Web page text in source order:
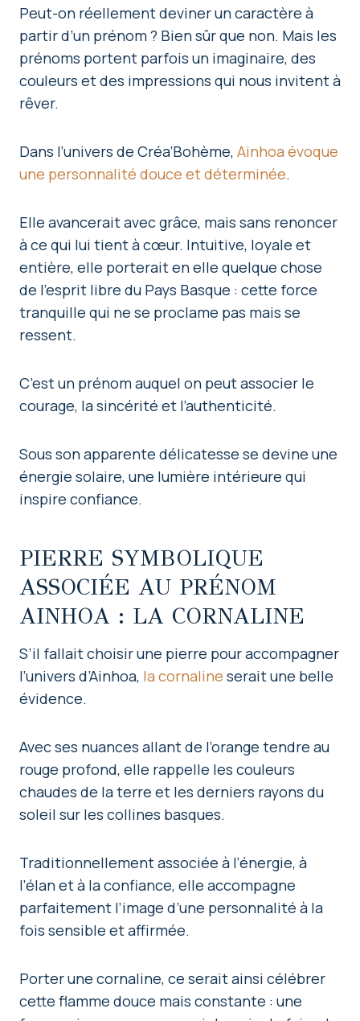
Peut-on réellement deviner un caractère à
partir d’un prénom ? Bien sûr que non. Mais les
prénoms portent parfois un imaginaire, des
couleurs et des impressions qui nous invitent à
rêver.
Dans l’univers de Créa’Bohème, Ainhoa évoque
une personnalité douce et déterminée.
Elle avancerait avec grâce, mais sans renoncer
à ce qui lui tient à cœur. Intuitive, loyale et
entière, elle porterait en elle quelque chose
de l’esprit libre du Pays Basque : cette force
tranquille qui ne se proclame pas mais se
ressent.
C’est un prénom auquel on peut associer le
courage, la sincérité et l’authenticité.
Sous son apparente délicatesse se devine une
énergie solaire, une lumière intérieure qui
inspire confiance.
PIERRE SYMBOLIQUE
ASSOCIÉE AU PRÉNOM
AINHOA : LA CORNALINE
S’il fallait choisir une pierre pour accompagner
l’univers d’Ainhoa, la cornaline serait une belle
évidence.
Avec ses nuances allant de l’orange tendre au
rouge profond, elle rappelle les couleurs
chaudes de la terre et les derniers rayons du
soleil sur les collines basques.
Traditionnellement associée à l’énergie, à
l’élan et à la confiance, elle accompagne
parfaitement l’image d’une personnalité à la
fois sensible et affirmée.
Porter une cornaline, ce serait ainsi célébrer
cette flamme douce mais constante : une